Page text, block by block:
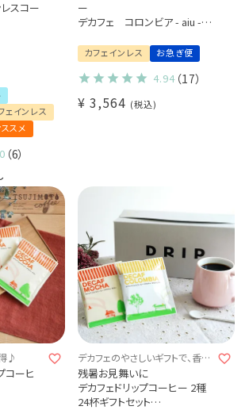
スコー
/ 2種20
ト 贈り
ェインレス
スメ
（6）
ー
デカフェ コロンビア - aiu -
カフェインレス お急ぎ便
4.94（17）
¥ 3,564 税込
♪
コーヒ
デカフェのやさしいギフトで、香り
豊かなじかんを贈ろう。
残暑お見舞いに
デカフェドリップコーヒー 2種
24杯ギフトセット